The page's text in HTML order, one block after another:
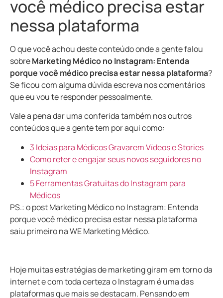
você médico precisa estar
nessa plataforma
O que você achou deste conteúdo onde a gente falou
sobreMarketing Médico no Instagram: Entenda
porque você médico precisa estar nessa plataforma?
Se ficou com alguma dúvida escreva nos comentários
que eu vou te responder pessoalmente.
Vale a pena dar uma conferida também nos outros
conteúdos que a gente tem por aqui como:
3 Ideias para Médicos Gravarem Vídeos e Stories
Como reter e engajar seus novos seguidores no
Instagram
5 Ferramentas Gratuitas do Instagram para
Médicos
PS.: o postMarketing Médico no Instagram: Entenda
porque você médico precisa estar nessa plataforma
saiu primeiro na WE Marketing Médico.
Hoje muitas estratégias de marketing giram em torno da
internet e com toda certeza o Instagram é uma das
plataformas que mais se destacam. Pensando em